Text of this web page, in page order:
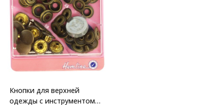
Кнопки для верхней
одежды с инструментом